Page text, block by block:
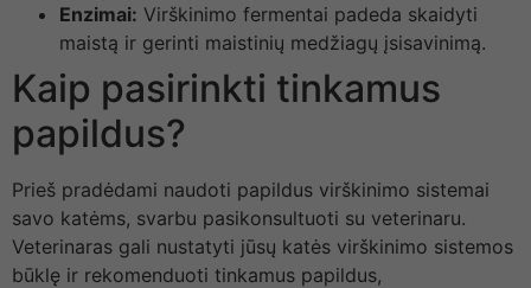
Enzimai: Virškinimo fermentai padeda skaidyti
maistą ir gerinti maistinių medžiagų įsisavinimą.
Kaip pasirinkti tinkamus
papildus?
Prieš pradėdami naudoti papildus virškinimo sistemai
savo katėms, svarbu pasikonsultuoti su veterinaru.
Veterinaras gali nustatyti jūsų katės virškinimo sistemos
būklę ir rekomenduoti tinkamus papildus,